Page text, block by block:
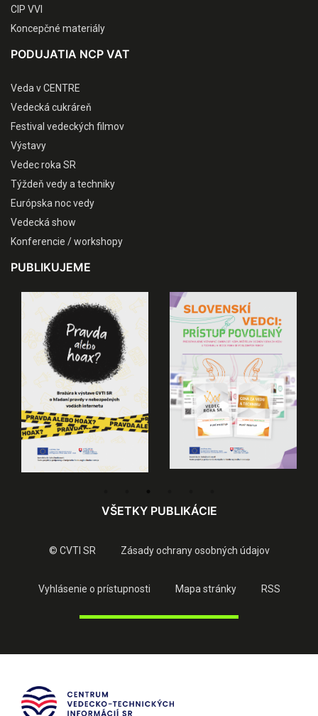
CIP VVI
Koncepčné materiály
PODUJATIA NCP VAT
Veda v CENTRE
Vedecká cukráreň
Festival vedeckých filmov
Výstavy
Vedec roka SR
Týždeň vedy a techniky
Európska noc vedy
Vedecká show
Konferencie / workshopy
PUBLIKUJEME
VŠETKY PUBLIKÁCIE
© CVTI SR Zásady ochrany osobných údajov
Vyhlásenie o prístupnosti Mapa stránky RSS